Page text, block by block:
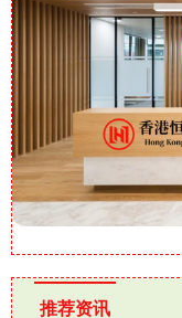
推荐资讯